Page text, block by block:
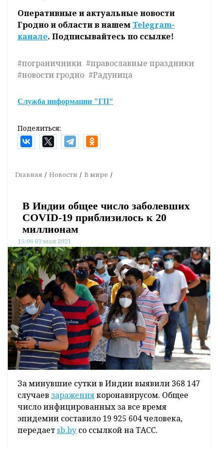
Оперативные и актуальные новости
Гродно и области в нашем Telegram-
канале. Подписывайтесь по ссылке!
#пограничники #православные праздники
#новости гродно #Радуница
Служба информации "ГП"
Поделиться:
Главная Новости В мире
В Индии общее число заболевших
COVID-19 приблизилось к 20
миллионам
15:06 03 мая 2021
За минувшие сутки в Индии выявили 368 147
случаев заражениякоронавирусом. Общее
число инфицированных за все время
эпидемии составило 19 925 604 человека,
передает sb.by со ссылкой на ТАСС.